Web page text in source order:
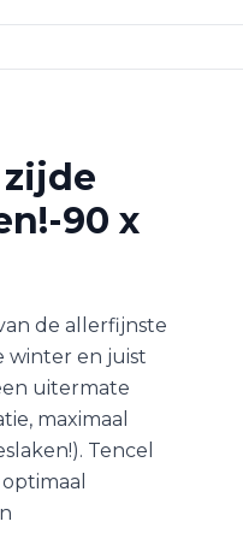
90 x
de allerfijnste
winter en juist
uitermate
maximaal
Tencel